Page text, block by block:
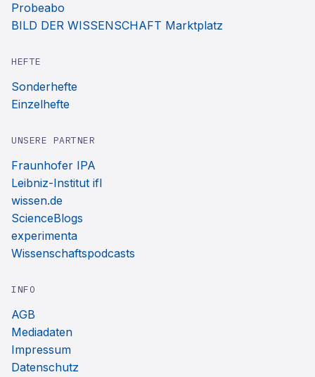
Probeabo
BILD DER WISSENSCHAFT Marktplatz
HEFTE
Sonderhefte
Einzelhefte
UNSERE PARTNER
Fraunhofer IPA
Leibniz-Institut ifl
wissen.de
ScienceBlogs
experimenta
Wissenschaftspodcasts
INFO
AGB
Mediadaten
Impressum
Datenschutz